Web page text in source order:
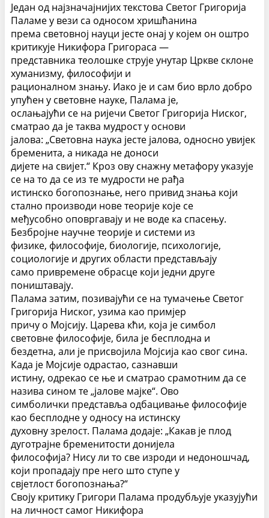
Један од најзначајнијих текстова Светог Григорија
Паламе у вези са односом хришћанина
према световној науци јесте онај у којем он оштро
критикује Никифора Григораса —
представника теолошке струје унутар Цркве склоне
хуманизму, философији и
рационалном знању. Иако је и сам био врло добро
упућен у световне науке, Палама је,
ослањајући се на ријечи Светог Григорија Ниског,
сматрао да је таква мудрост у основи
јалова: „Световна наука јесте јалова, односно увијек
бременита, а никада не доноси
дијете на свијет.“ Кроз ову снажну метафору указује
се на то да се из те мудрости не рађа
истинско богопознање, него привид знања који
стално производи нове теорије које се
међусобно оповргавају и не воде ка спасењу.
Безбројне научне теорије и системи из
физике, философије, биологије, психологије,
социологије и других области представљају
само привремене обрасце који једни друге
поништавају.
Палама затим, позивајући се на тумачење Светог
Григорија Ниског, узима као примјер
причу о Мојсију. Царева кћи, која је симбол
световне философије, била је бесплодна и
бездетна, али је присвојила Мојсија као свог сина.
Када је Мојсије одрастао, сазнавши
истину, одрекао се ње и сматрао срамотним да се
назива сином те „јалове мајке“. Ово
симболички представља одбацивање философије
као бесплодне у односу на истинску
духовну зрелост. Палама додаје: „Какав је плод
дуготрајне бременитости донијела
философија? Нису ли то све изроди и недоношчад,
који пропадају пре него што ступе у
свјетлост богопознања?“
Своју критику Григори Палама продубљује указујући
на личност самог Никифора